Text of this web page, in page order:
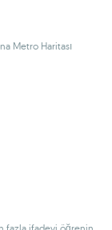
Metro Haritası